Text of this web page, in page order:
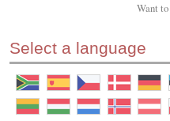
Want to
Select a language